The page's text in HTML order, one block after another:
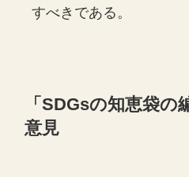
すべきである。
「SDGsの知恵袋の
意見